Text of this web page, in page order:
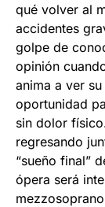
qué volver al
accidentes
golpe de
opinión
anima a ver
oportunidad
sin dolor
regresando
“sueño final”
ópera será